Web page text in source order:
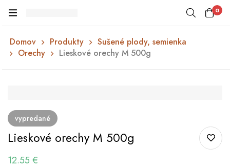
0
Domov Produkty
Sušené plody, semienka
Orechy
Lieskové orechy M 500g
vypredané
Lieskové orechy M 500g
12.55 €